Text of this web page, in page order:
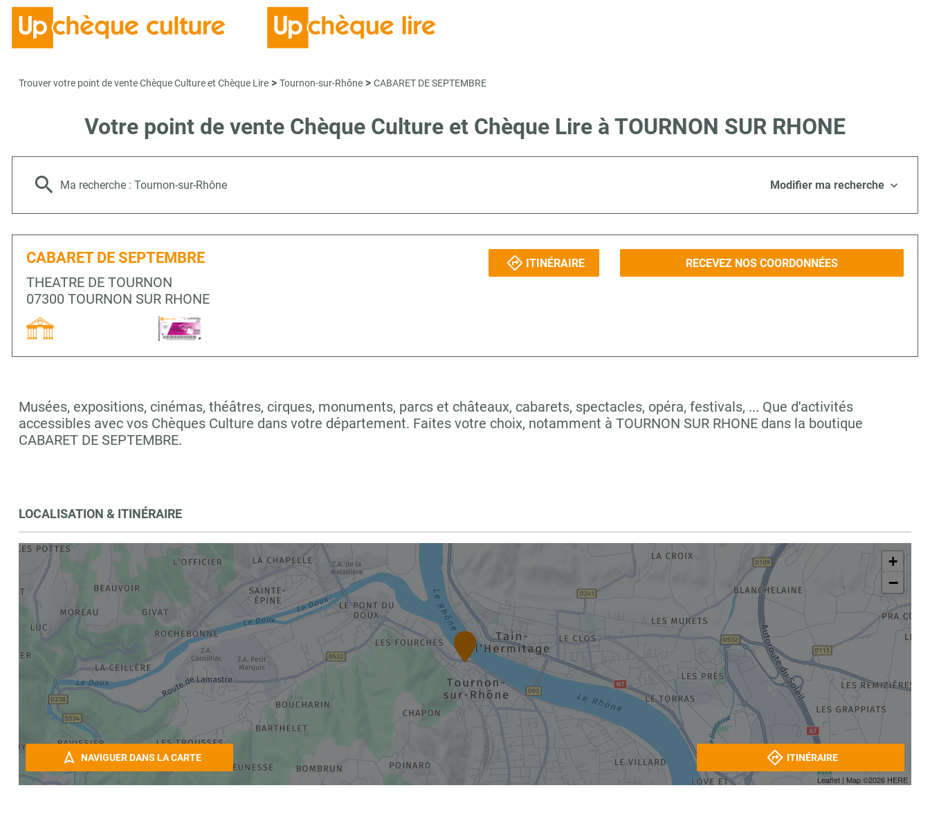
Trouver votre point de vente Chèque Culture et Chèque Lire > Tournon-sur-Rhône > CABARET DE SEPTEMBRE
Votre point de vente Chèque Culture et Chèque Lire à TOURNON SUR RHONE
Ma recherche : Tournon-sur-Rhône Modifier ma recherche
CABARET DE SEPTEMBRE
THEATRE DE TOURNON
07300 TOURNON SUR RHONE
ITINÉRAIRE RECEVEZ NOS COORDONNÉES
Musées, expositions, cinémas, théâtres, cirques, monuments, parcs et châteaux, cabarets, spectacles, opéra, festivals, ... Que d'activités
accessibles avec vos Chèques Culture dans votre département. Faites votre choix, notamment à TOURNON SUR RHONE dans la boutique
CABARET DE SEPTEMBRE.
LOCALISATION & ITINÉRAIRE
+
−
Leaflet | Map ©2026 HERE
NAVIGUER DANS LA CARTE ITINÉRAIRE